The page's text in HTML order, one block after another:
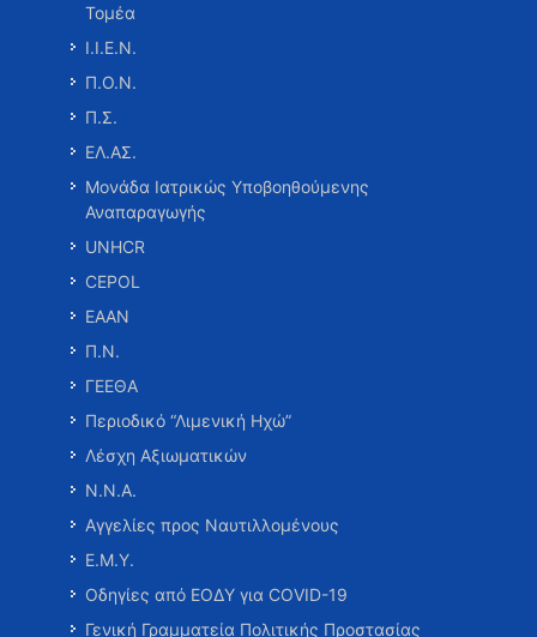
Τομέα
Ι.Ι.Ε.Ν.
Π.Ο.Ν.
Π.Σ.
ΕΛ.ΑΣ.
Μονάδα Ιατρικώς Υποβοηθούμενης
Αναπαραγωγής
UNHCR
CEPOL
ΕΑΑΝ
Π.Ν.
ΓΕΕΘΑ
Περιοδικό “Λιμενική Ηχώ”
Λέσχη Αξιωματικών
Ν.Ν.Α.
Αγγελίες προς Ναυτιλλομένους
Ε.Μ.Υ.
Οδηγίες από ΕΟΔΥ για COVID-19
Γενική Γραμματεία Πολιτικής Προστασίας